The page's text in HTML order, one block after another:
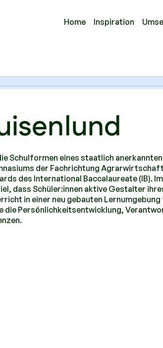
Home Inspiration
Schulformen eines staatlich
der Fachrichtung
des International Baccalaureate (IB).
dass Schüler:innen aktive Gestalter
in einer neu gebauten
die Persönlichkeitsentwicklung,